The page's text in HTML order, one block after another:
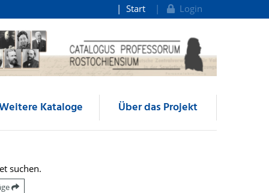
Start Login
Kataloge Über das Projekt
suchen.